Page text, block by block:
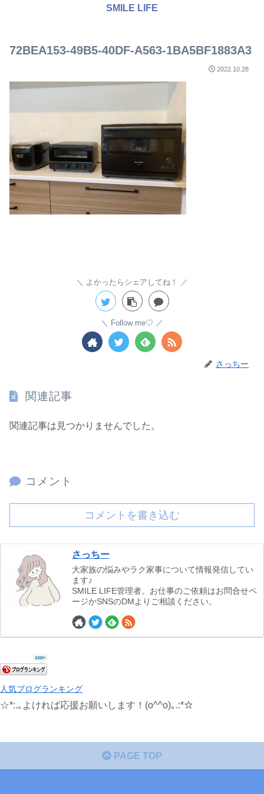
SMILE LIFE
72BEA153-49B5-40DF-A563-1BA5BF1883A3
2022.10.28
よかったらシェアしてね！
Follow me♡
さっちー
関連記事
関連記事は見つかりませんでした。
コメント
コメントを書き込む
さっちー
大家族の悩みやラク家事について情報発信してい
ます♪
SMILE LIFE管理者。お仕事のご依頼はお問合せペ
ージかSNSのDMよりご相談ください。
人気ブログランキング
☆*:.｡よければ応援お願いします！(o^^o)｡.:*☆
PAGE TOP